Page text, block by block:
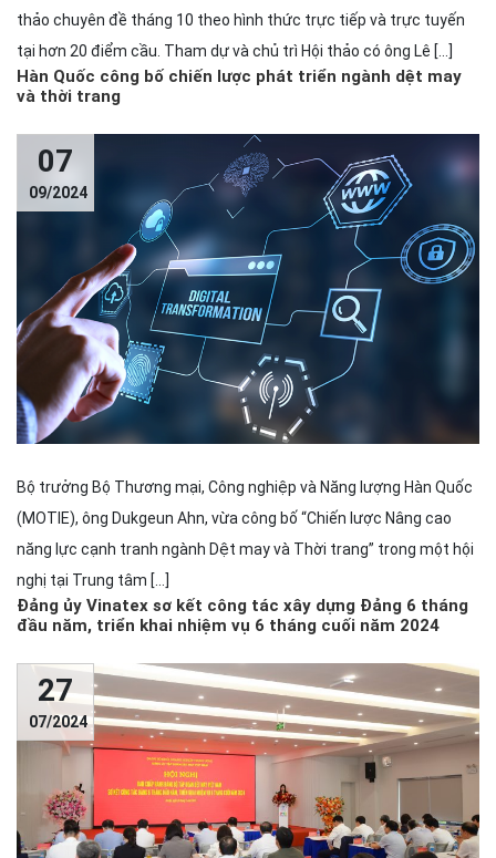
thảo chuyên đề tháng 10 theo hình thức trực tiếp và trực tuyến
tại hơn 20 điểm cầu. Tham dự và chủ trì Hội thảo có ông Lê […]
Hàn Quốc công bố chiến lược phát triển ngành dệt may
và thời trang
07
09/2024
Bộ trưởng Bộ Thương mại, Công nghiệp và Năng lượng Hàn Quốc
(MOTIE), ông Dukgeun Ahn, vừa công bố “Chiến lược Nâng cao
năng lực cạnh tranh ngành Dệt may và Thời trang” trong một hội
nghị tại Trung tâm […]
Đảng ủy Vinatex sơ kết công tác xây dựng Đảng 6 tháng
đầu năm, triển khai nhiệm vụ 6 tháng cuối năm 2024
27
07/2024